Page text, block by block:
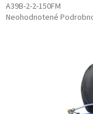
A39B-2-2-150FM
Priemerné
Neohodnotené